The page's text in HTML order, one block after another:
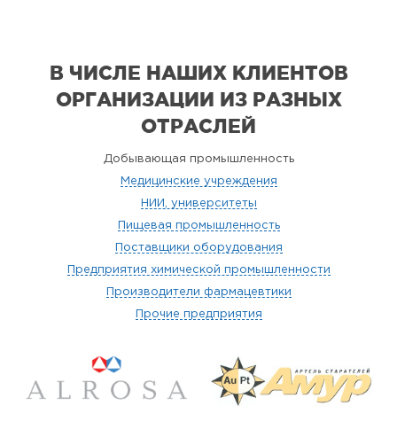
В ЧИСЛЕ НАШИХ КЛИЕНТОВ
ОРГАНИЗАЦИИ ИЗ РАЗНЫХ
ОТРАСЛЕЙ
Добывающая промышленность
Медицинские учреждения
НИИ, университеты
Пищевая промышленность
Поставщики оборудования
Предприятия химической промышленности
Производители фармацевтики
Прочие предприятия